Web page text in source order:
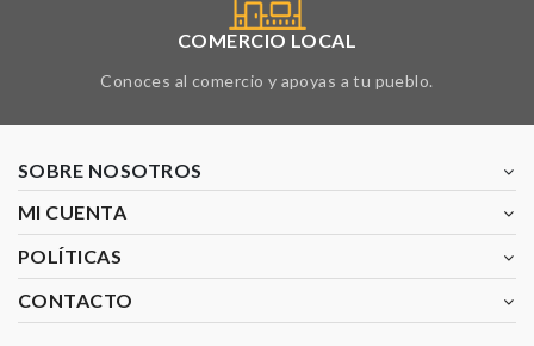
COMERCIO LOCAL
Conoces al comercio y apoyas a tu pueblo.
SOBRE NOSOTROS
MI CUENTA
POLÍTICAS
CONTACTO